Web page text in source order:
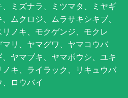
ミズナラ、ミツマタ、ミヤギ
ムクロジ、ムラサキシキブ、
ノキ、モクゲンジ、モクレ
リ、ヤマグワ、ヤマコウバ
ヤマブキ、ヤマボウシ、ユキ
キ、ライラック、リキュウバ
ロウバイ